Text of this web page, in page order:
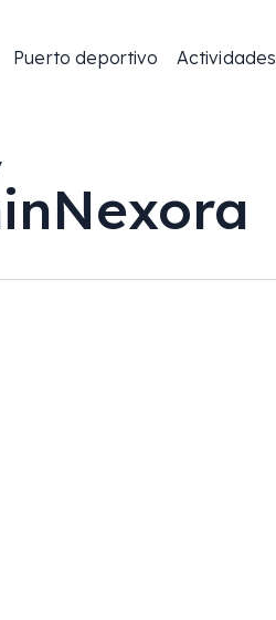
Puerto deportivo Actividades